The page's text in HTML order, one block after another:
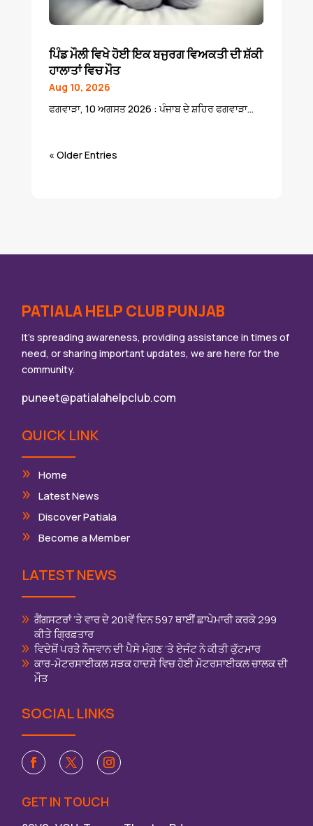
ਪਿੰਡ ਮੌਲੀ ਵਿਖੇ ਹੋਈ ਇਕ ਬਜੁਰਗ ਵਿਅਕਤੀ ਦੀ ਸ਼ੱਕੀ
ਹਾਲਾਤਾਂ ਵਿਚ ਮੌਤ
Aug 10, 2026
ਫਗਵਾੜਾ, 10 ਅਗਸਤ 2026 : ਪੰਜਾਬ ਦੇ ਸ਼ਹਿਰ ਫਗਵਾੜਾ...
« Older Entries
PATIALA HELP CLUB PUNJAB
It’s spreading awareness, providing assistance in times of
need, or sharing important updates, we are here for the
community.
puneet@patialahelpclub.com
QUICK LINK
Home
Latest News
Discover Patiala
Become a Member
LATEST NEWS
ਗੈਂਗਸਟਰਾਂ ‘ਤੇ ਵਾਰ ਦੇ 201ਵੇਂ ਦਿਨ 597 ਥਾਈਂ ਛਾਪੇਮਾਰੀ ਕਰਕੇ 299
ਕੀਤੇ ਗ੍ਰਿਫ਼ਤਾਰ
ਵਿਦੇਸ਼ੋਂ ਪਰਤੇੇ ਨੌਜਵਾਨ ਦੀ ਪੈਸੇ ਮੰਗਣ ‘ਤੇ ਏਜੰਟ ਨੇ ਕੀਤੀ ਕੁੱਟਮਾਰ
ਕਾਰ-ਮੋਟਰਸਾਈਕਲ ਸੜਕ ਹਾਦਸੇ ਵਿਚ ਹੋਈ ਮੋਟਰਸਾਈਕਲ ਚਾਲਕ ਦੀ
ਮੌਤ
SOCIAL LINKS
GET IN TOUCH